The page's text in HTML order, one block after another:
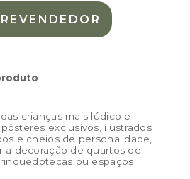
crianças mais lúdico e
exclusivos, ilustrados
e cheios de personalidade,
a decoração de quartos de
ou espaços